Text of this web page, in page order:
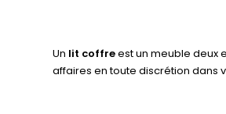
Un lit coffreest un meuble deux
affaires en toute discrétion dans